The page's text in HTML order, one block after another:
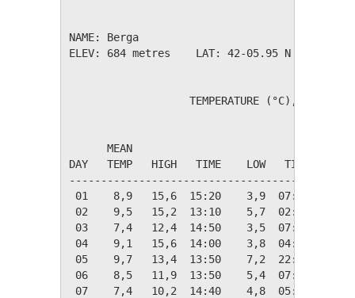
NAME: Berga
ELEV: 684 metres    LAT: 42-05.95 N    LONG:
TEMPERATURE (°C), RAIN
MEAN
DAY   TEMP   HIGH   TIME    LOW   TIME
01    8,9   15,6  15:20    3,9  07:00
02    9,5   15,2  13:10    5,7  02:10
03    7,4   12,4  14:50    3,5  07:10
04    9,1   15,6  14:00    3,8  04:00
05    9,7   13,4  13:50    7,2  22:40
06    8,5   11,9  13:50    5,4  07:20
07    7,4   10,2  14:40    4,8  05:40